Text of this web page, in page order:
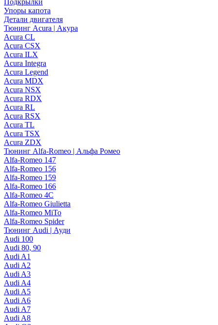
Подкрылки
Упоры капота
Детали двигателя
Тюнинг Acura | Акура
Acura CL
Acura CSX
Acura ILX
Acura Integra
Acura Legend
Acura MDX
Acura NSX
Acura RDX
Acura RL
Acura RSX
Acura TL
Acura TSX
Acura ZDX
Тюнинг Alfa-Romeo | Альфа Ромео
Alfa-Romeo 147
Alfa-Romeo 156
Alfa-Romeo 159
Alfa-Romeo 166
Alfa-Romeo 4C
Alfa-Romeo Giulietta
Alfa-Romeo MiTo
Alfa-Romeo Spider
Тюнинг Audi | Ауди
Audi 100
Audi 80, 90
Audi A1
Audi A2
Audi A3
Audi A4
Audi A5
Audi A6
Audi A7
Audi A8